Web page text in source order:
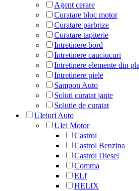
Agent cerare
Curatare bloc motor
Curatare parbrize
Curatare tapiterie
Intretinere bord
Intretinere cauciucuri
Intretinere elemente din
Intretinere piele
Sampon Auto
Soluti curatat jante
Solutie de curatat
Uleiuri Auto
Ulei Motor
Castrol
Castrol Benzina
Castrol Diesel
Comma
ELf
HELIX